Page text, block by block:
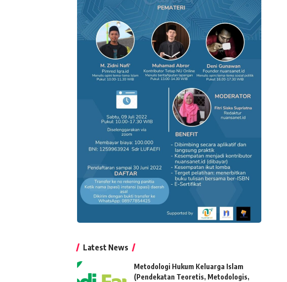
Latest News
Metodologi Hukum Keluarga Islam
(Pendekatan Teoretis, Metodologis,